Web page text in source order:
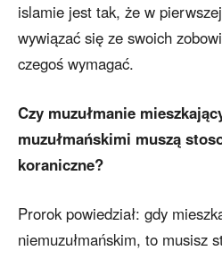
islamie jest tak, że w
wywiązać się ze swoich
czegoś wymagać.
Czy muzułmanie
muzułmańskimi muszą
koraniczne?
Prorok powiedział: gdy
niemuzułmańskim, to musisz